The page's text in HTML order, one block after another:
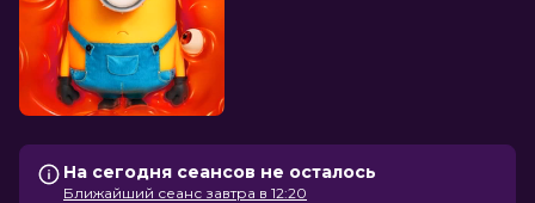
На сегодня сеансов не осталось
Ближайший сеанс завтра в 12:20